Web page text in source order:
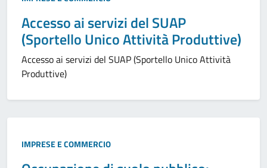
Accesso ai servizi del SUAP
(Sportello Unico Attività Produttive)
Accesso ai servizi del SUAP (Sportello Unico Attività
Produttive)
IMPRESE E COMMERCIO